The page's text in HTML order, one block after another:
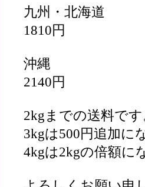
九州・北海道
1810円
沖縄
2140円
2kgまでの送料です
3kgは500円追加に
4kgは2kgの倍額に